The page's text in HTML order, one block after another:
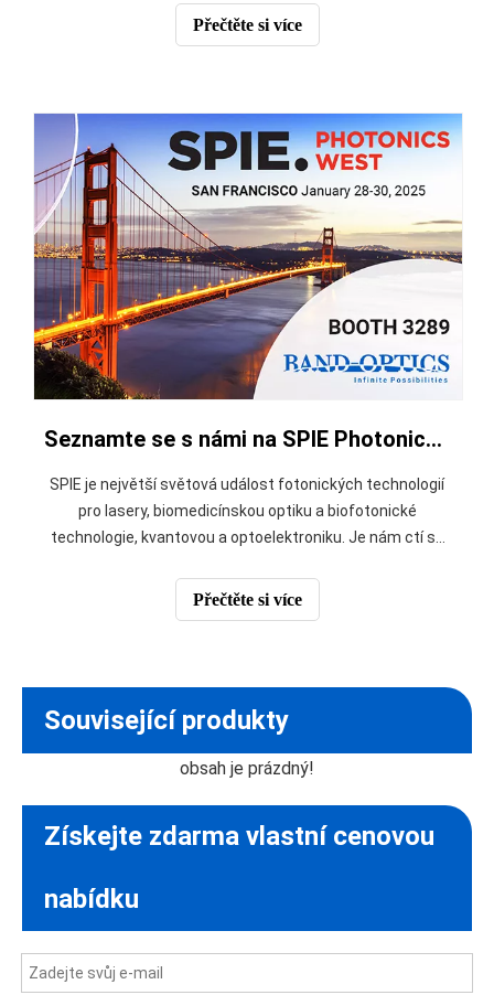
více než odborné návštěvníky a vystavovatele z celého
světa. Zde
Přečtěte si více
Seznamte se s námi na SPIE Photonics West 2025 (28.–30. ledna)
SPIE je největší světová událost fotonických technologií
pro lasery, biomedicínskou optiku a biofotonické
technologie, kvantovou a optoelektroniku. Je nám ctí se
aby se k nám připojili na stánku #3289. Náš tým včetně
viceprezidenta prodeje: Stan, P
Přečtěte si více
Související produkty
obsah je prázdný!
Získejte zdarma vlastní cenovou
nabídku